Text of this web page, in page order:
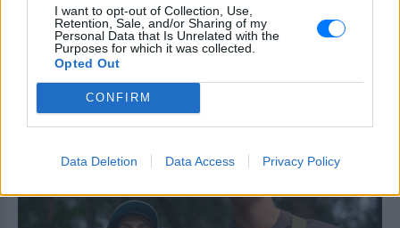
I want to opt-out of Collection, Use,
Retention, Sale, and/or Sharing of my
Personal Data that Is Unrelated with the
Purposes for which it was collected.
Opted Out
CONFIRM
Data Deletion Data Access Privacy Policy
Η κωμωδία που σατίρισε τον
νεοπλουτισμό και παραμένει
επίκαιρη
Ρώμα που αξίζει να δούμε ξανά στις
επαναλήψεις